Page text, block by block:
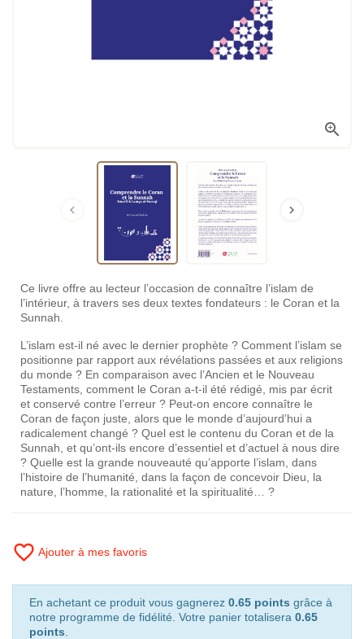

 
Ce livre offre au lecteur l’occasion de connaître l’islam de
l’intérieur, à travers ses deux textes fondateurs : le Coran et la
Sunnah.
L’islam est-il né avec le dernier prophète ? Comment l’islam se
positionne par rapport aux révélations passées et aux religions
du monde ? En comparaison avec l’Ancien et le Nouveau
Testaments, comment le Coran a-t-il été rédigé, mis par écrit
et conservé contre l’erreur ? Peut-on encore connaître le
Coran de façon juste, alors que le monde d’aujourd’hui a
radicalement changé ? Quel est le contenu du Coran et de la
Sunnah, et qu’ont-ils encore d’essentiel et d’actuel à nous dire
? Quelle est la grande nouveauté qu’apporte l’islam, dans
l’histoire de l’humanité, dans la façon de concevoir Dieu, la
nature, l’homme, la rationalité et la spiritualité… ?
favorite_border Ajouter à mes favoris
En achetant ce produit vous gagnerez 0.65 points grâce à
notre programme de fidélité. Votre panier totalisera 0.65
points